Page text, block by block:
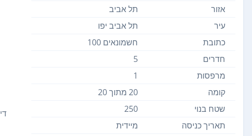
אזור
תל אביב
עיר
תל אביב יפו
כתובת
חשמונאים 100
חדרים
5
מרפסות
1
קומה
20 מתוך 20
שטח בנוי
250
תאריך כניסה
מיידית